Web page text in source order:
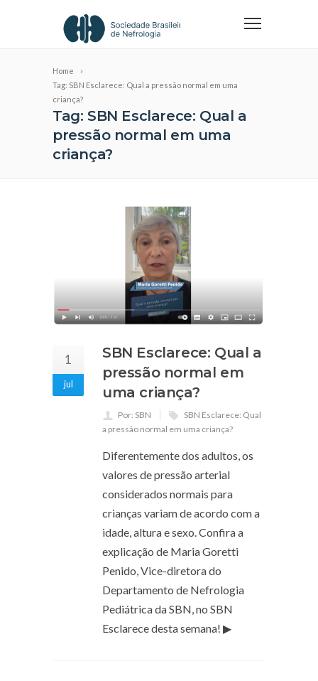
Home
Tag: SBN Esclarece: Qual a pressão normal em uma
criança?
Tag: SBN Esclarece: Qual a
pressão normal em uma
criança?
1
jul
SBN Esclarece: Qual a
pressão normal em
uma criança?
Por: SBN
SBN Esclarece: Qual
a pressão normal em uma criança?
Diferentemente dos adultos, os
valores de pressão arterial
considerados normais para
crianças variam de acordo com a
idade, altura e sexo. Confira a
explicação de Maria Goretti
Penido, Vice-diretora do
Departamento de Nefrologia
Pediátrica da SBN, no SBN
Esclarece desta semana! ▶